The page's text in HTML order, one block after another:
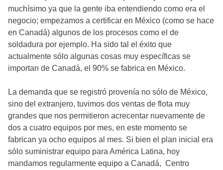
muchísimo ya que la gente iba entendiendo como era el
negocio; empezamos a certificar en México (como se hace
en Canadá) algunos de los procesos como el de
soldadura por ejemplo. Ha sido tal el éxito que
actualmente sólo algunas cosas muy específicas se
importan de Canadá, el 90% se fabrica en México.
La demanda que se registró provenía no sólo de México,
sino del extranjero, tuvimos dos ventas de flota muy
grandes que nos permitieron acrecentar nuevamente de
dos a cuatro equipos por mes, en este momento se
fabrican ya ocho equipos al mes. Si bien el plan inicial era
sólo suministrar equipo para América Latina, hoy
mandamos regularmente equipo a Canadá, Centro